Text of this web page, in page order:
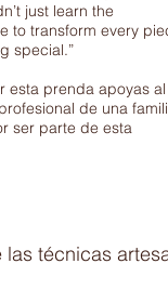
just learn the
to transform every
special.”
esta prenda apoyas al
de una
ser parte de esta
técnicas